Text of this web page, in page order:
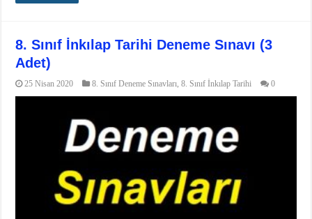
8. Sınıf İnkılap Tarihi Deneme Sınavı (3
Adet)
25 Nisan 2020 8. Sınıf Deneme Sınavları ,8. Sınıf İnkılap Tarihi 0